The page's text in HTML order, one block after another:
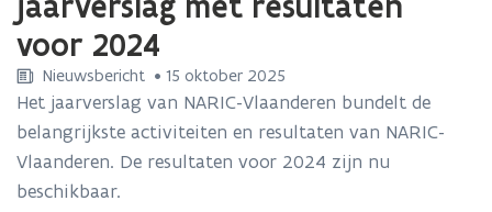
zich
op:
NARIC-
Vlaanderen
publiceert
jaarverslag
met
voor
voor 2024
Nieuwsbericht • 15 oktober 2025
Het jaarverslag van NARIC-Vlaanderen bundelt de
belangrijkste activiteiten en resultaten van NARIC-
Vlaanderen. De resultaten voor 2024 zijn nu
beschikbaar.